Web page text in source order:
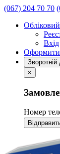
(067) 204 70 70
Вхід
Оформити
Зворотній
×
Номер